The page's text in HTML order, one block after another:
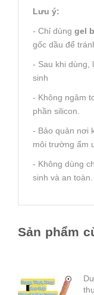
Lưu ý:
- Chỉ dùng gel
gốc dầu để
- Sau khi dùng,
sinh
- Không ngâm
phần silicon.
- Bảo quản nơi
môi trường ẩm
- Không dùng
sinh và an toàn.
Sản phẩm